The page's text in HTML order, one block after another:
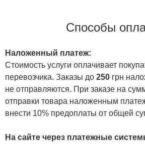
Способы
Наложенный платеж:
Стоимость услуги оплачивает
перевозчика. Заказы до 250 грн
не отправляются. При заказе на
отправки товара наложенным
внести 10% предоплаты от общей
На сайте через платежные